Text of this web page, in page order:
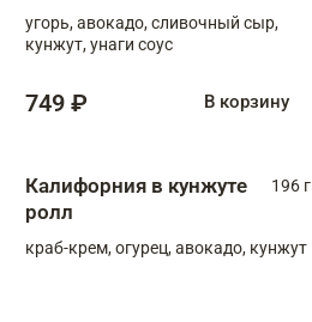
угорь, авокадо, сливочный сыр,
кунжут, унаги соус
749 ₽ В корзину
Калифорния в кунжуте
ролл
196 г
краб-крем, огурец, авокадо, кунжут